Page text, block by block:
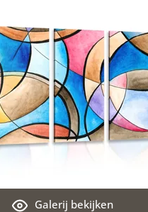
Galerij bekijken